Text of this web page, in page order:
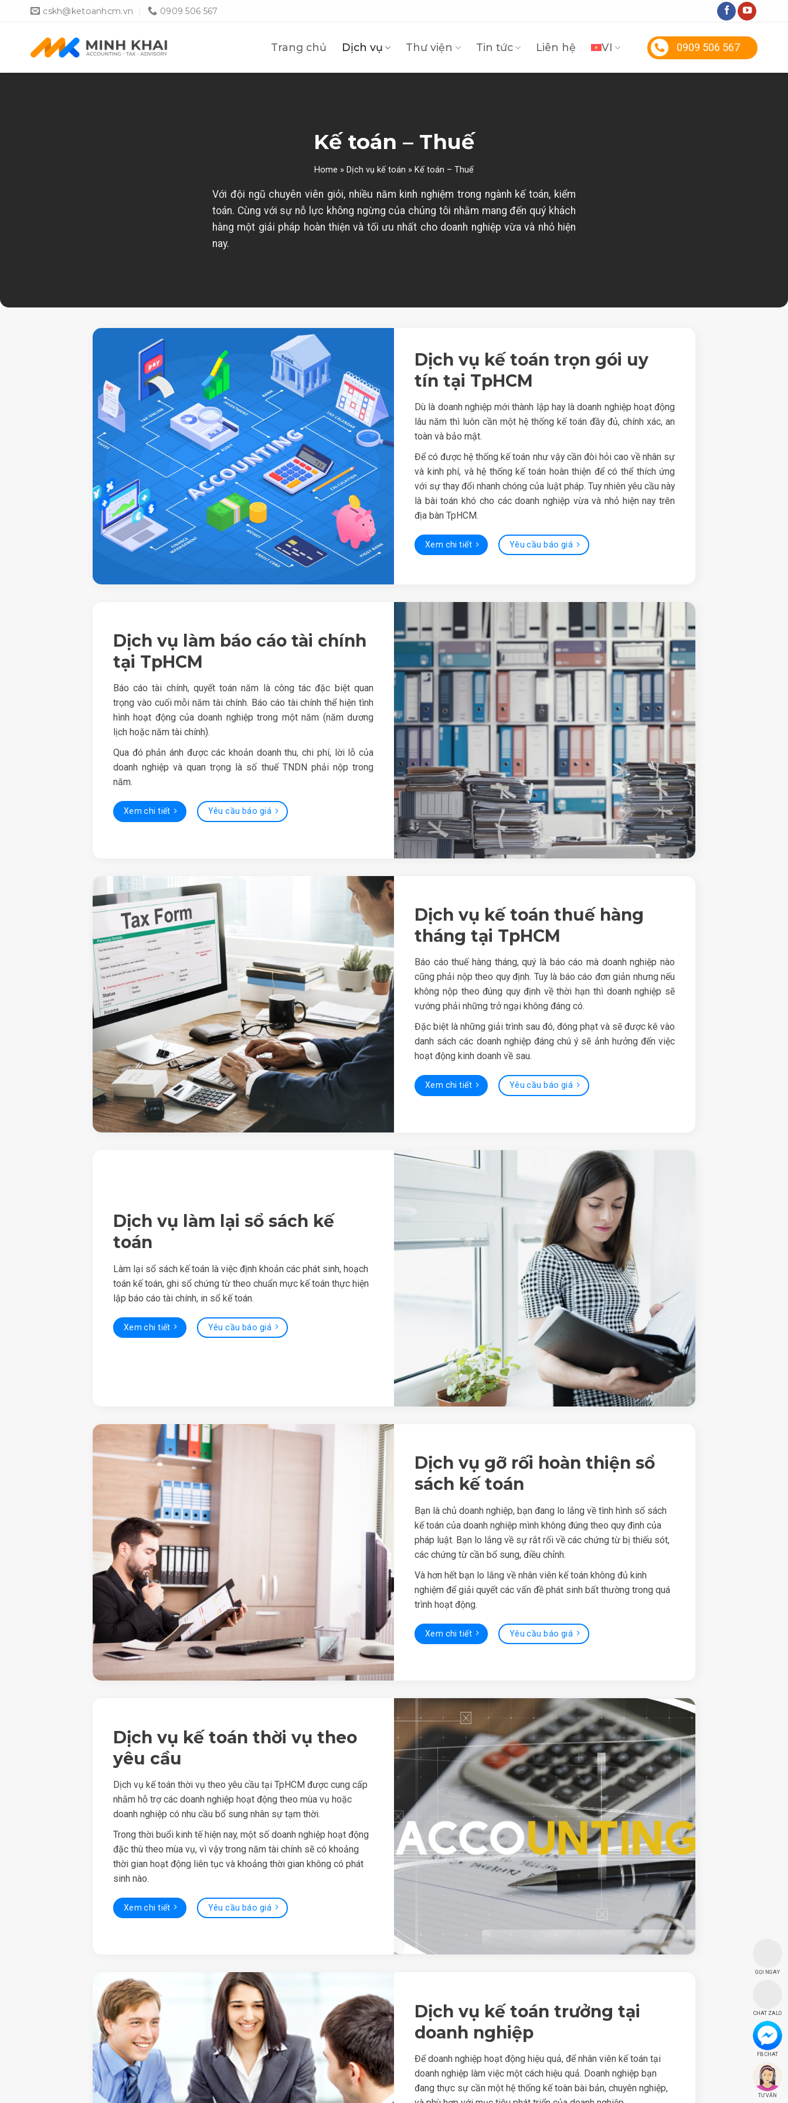
cskh@ketoanhcm.vn 0909 506 567
Trang chủ Dịch vụ Thư viện Tin tức Liên hệ VI 0909 506 567
Kế toán – Thuế
Home » Dịch vụ kế toán » Kế toán – Thuế
Với đội ngũ chuyên viên giỏi, nhiều năm kinh nghiệm trong ngành kế toán, kiểm
toán. Cùng với sự nỗ lực không ngừng của chúng tôi nhằm mang đến quý khách
hàng một giải pháp hoàn thiện và tối ưu nhất cho doanh nghiệp vừa và nhỏ hiện
nay.
Dịch vụ kế toán trọn gói uy
tín tại TpHCM
Dù là doanh nghiệp mới thành lập hay là doanh nghiệp hoạt động
lâu năm thì luôn cần một hệ thống kế toán đầy đủ, chính xác, an
toàn và bảo mật.
Để có được hệ thống kế toán như vậy cần đòi hỏi cao về nhân sự
và kinh phí, và hệ thống kế toán hoàn thiện để có thể thích ứng
với sự thay đổi nhanh chóng của luật pháp. Tuy nhiên yêu cầu này
là bài toán khó cho các doanh nghiệp vừa và nhỏ hiện nay trên
địa bàn TpHCM.
Xem chi tiết Yêu cầu báo giá
Dịch vụ làm báo cáo tài chính
tại TpHCM
Báo cáo tài chính, quyết toán năm là công tác đặc biệt quan
trọng vào cuối mỗi năm tài chính. Báo cáo tài chính thể hiện tình
hình hoạt động của doanh nghiệp trong một năm (năm dương
lịch hoặc năm tài chính).
Qua đó phản ánh được các khoản doanh thu, chi phí, lời lỗ của
doanh nghiệp và quan trọng là số thuế TNDN phải nộp trong
năm.
Xem chi tiết Yêu cầu báo giá
Dịch vụ kế toán thuế hàng
tháng tại TpHCM
Báo cáo thuế hàng tháng, quý là báo cáo mà doanh nghiệp nào
cũng phải nộp theo quy định. Tuy là báo cáo đơn giản nhưng nếu
không nộp theo đúng quy định về thời hạn thì doanh nghiệp sẽ
vướng phải những trở ngại không đáng có.
Đặc biệt là những giải trình sau đó, đóng phạt và sẽ được kê vào
danh sách các doanh nghiệp đáng chú ý sẽ ảnh hưởng đến việc
hoạt động kinh doanh về sau.
Xem chi tiết Yêu cầu báo giá
Dịch vụ làm lại sổ sách kế
toán
Làm lại sổ sách kế toán là việc định khoản các phát sinh, hoạch
toán kế toán, ghi sổ chứng từ theo chuẩn mực kế toán thực hiện
lập báo cáo tài chính, in sổ kế toán.
Xem chi tiết Yêu cầu báo giá
Dịch vụ gỡ rối hoàn thiện sổ
sách kế toán
Bạn là chủ doanh nghiệp, bạn đang lo lắng về tình hình sổ sách
kế toán của doanh nghiệp mình không đúng theo quy định của
pháp luật. Bạn lo lắng về sự rắt rối về các chứng từ bị thiếu sót,
các chứng từ cần bổ sung, điều chỉnh.
Và hơn hết bạn lo lắng về nhân viên kế toán không đủ kinh
nghiệm để giải quyết các vấn đề phát sinh bất thường trong quá
trình hoạt động.
Xem chi tiết Yêu cầu báo giá
Dịch vụ kế toán thời vụ theo
yêu cầu
Dịch vụ kế toán thời vụ theo yêu cầu tại TpHCM được cung cấp
nhằm hỗ trợ các doanh nghiệp hoạt động theo mùa vụ hoặc
doanh nghiệp có nhu cầu bổ sung nhân sự tạm thời.
Trong thời buổi kinh tế hiện nay, một số doanh nghiệp hoạt động
đặc thù theo mùa vụ, vì vậy trong năm tài chính sẽ có khoảng
thời gian hoạt động liên tục và khoảng thời gian không có phát
sinh nào.
Xem chi tiết Yêu cầu báo giá
Dịch vụ kế toán trưởng tại
doanh nghiệp
Để doanh nghiệp hoạt động hiệu quả, để nhân viên kế toán tại
doanh nghiệp làm việc một cách hiệu quả. Doanh nghiệp bạn
đang thực sự cần một hệ thống kế toàn bài bản, chuyên nghiệp,
GỌI NGAY
CHAT ZALO
FB CHAT
TƯ VẤN